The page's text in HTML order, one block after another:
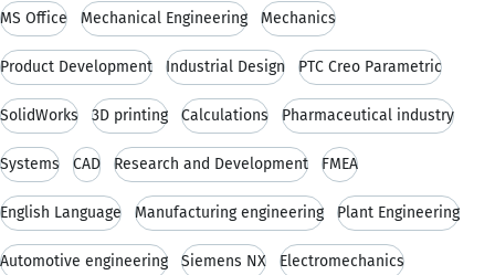
MS Office Mechanical Engineering Mechanics
Product Development Industrial Design PTC Creo Parametric
SolidWorks 3D printing Calculations Pharmaceutical industry
Systems CAD Research and Development FMEA
English Language Manufacturing engineering Plant Engineering
Automotive engineering Siemens NX Electromechanics